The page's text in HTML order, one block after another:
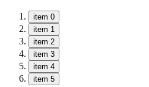
item 0
item 1
item 2
item 3
item 4
item 5